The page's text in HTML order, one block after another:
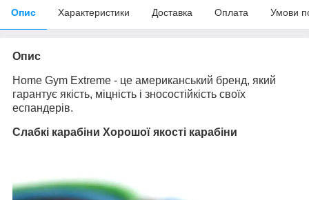
Опис Характеристики Доставка Оплата Умови
Опис
Home Gym Extreme - це американський бренд, який
гарантує якість, міцність і зносостійкість своїх
еспандерів.
Слабкі карабіни Хорошої якості карабіни